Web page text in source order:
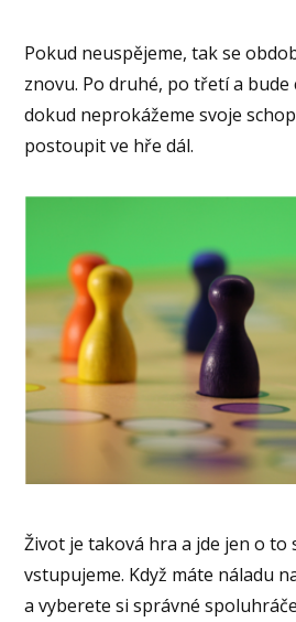
Pokud neuspějeme, tak se
znovu. Po druhé, po třetí a
dokud neprokážeme svoje
postoupit ve hře dál.
Život je taková hra a jde jen o to
vstupujeme. Když máte náladu
a vyberete si správné